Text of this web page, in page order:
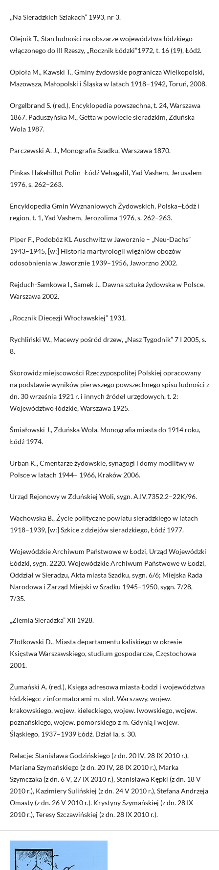
,,Na Sieradzkich Szlakach” 1993, nr 3.
Olejnik T., Stan ludności na obszarze województwa łódzkiego
włączonego do III Rzeszy, ,,Rocznik Łódzki”1972, t. 16 (19), Łódź.
Opioła M., Kawski T., Gminy żydowskie pogranicza Wielkopolski,
Mazowsza, Małopolski i Śląska w latach 1918–1942, Toruń, 2008.
Orgelbrand S. (red.), Encyklopedia powszechna, t. 24, Warszawa
1867. Paduszyńska M., Getta w powiecie sieradzkim, Zduńska
Wola 1987.
Parczewski A. J., Monografia Szadku, Warszawa 1870.
Pinkas Hakehillot Polin–Łódź Vehagalil, Yad Vashem, Jerusalem
1976, s. 262–263.
Encyklopedia Gmin Wyznaniowych Żydowskich, Polska–Łódź i
region, t. 1, Yad Vashem, Jerozolima 1976, s. 262–263.
Piper F., Podobóz KL Auschwitz w Jaworznie – „Neu-Dachs”
1943–1945, [w:] Historia martyrologii więźniów obozów
odosobnienia w Jaworznie 1939–1956, Jaworzno 2002.
Rejduch-Samkowa I., Samek J., Dawna sztuka żydowska w Polsce,
Warszawa 2002.
,,Rocznik Diecezji Włocławskiej” 1931.
Rychliński W., Macewy pośród drzew, „Nasz Tygodnik” 7 I 2005, s.
8.
Skorowidz miejscowości Rzeczypospolitej Polskiej opracowany
na podstawie wyników pierwszego powszechnego spisu ludności z
dn. 30 września 1921 r. i innych źródeł urzędowych, t. 2:
Województwo łódzkie, Warszawa 1925.
Śmiałowski J., Zduńska Wola. Monografia miasta do 1914 roku,
Łódź 1974.
Urban K., Cmentarze żydowskie, synagogi i domy modlitwy w
Polsce w latach 1944– 1966, Kraków 2006.
Urząd Rejonowy w Zduńskiej Woli, sygn. A.IV.7352.2–22K/96.
Wachowska B., Życie polityczne powiatu sieradzkiego w latach
1918–1939, [w:] Szkice z dziejów sieradzkiego, Łódź 1977.
Wojewódzkie Archiwum Państwowe w Łodzi, Urząd Wojewódzki
Łódzki, sygn. 2220. Wojewódzkie Archiwum Państwowe w Łodzi,
Oddział w Sieradzu, Akta miasta Szadku, sygn. 6/6; Miejska Rada
Narodowa i Zarząd Miejski w Szadku 1945–1950, sygn. 7/28,
7/35.
„Ziemia Sieradzka” XII 1928.
Złotkowski D., Miasta departamentu kaliskiego w okresie
Księstwa Warszawskiego, studium gospodarcze, Częstochowa
2001.
Żumański A. (red.), Księga adresowa miasta Łodzi i województwa
łódzkiego: z informatorami m. stoł. Warszawy, wojew.
krakowskiego, wojew. kieleckiego, wojew. lwowskiego, wojew.
poznańskiego, wojew. pomorskiego z m. Gdynią i wojew.
Śląskiego, 1937–1939 Łódź, Dział Ia, s. 30.
Relacje: Stanisława Godzińskiego (z dn. 20 IV, 28 IX 2010 r.),
Mariana Szymańskiego (z dn. 20 IV, 28 IX 2010 r.), Marka
Szymczaka (z dn. 6 V, 27 IX 2010 r.), Stanisława Kępki (z dn. 18 V
2010 r.), Kazimiery Sulińskiej (z dn. 24 V 2010 r.), Stefana Andrzeja
Omasty (z dn. 26 V 2010 r.). Krystyny Szymańskiej (z dn. 28 IX
2010 r.), Teresy Szczawińskiej (z dn. 28 IX 2010 r.).